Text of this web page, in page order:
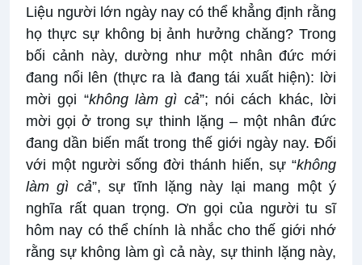
Liệu người lớn ngày nay có thể khẳng định rằng
họ thực sự không bị ảnh hưởng chăng? Trong
bối cảnh này, dường như một nhân đức mới
đang nổi lên (thực ra là đang tái xuất hiện): lời
mời gọi “không làm gì cả”; nói cách khác, lời
mời gọi ở trong sự thinh lặng – một nhân đức
đang dần biến mất trong thế giới ngày nay. Đối
với một người sống đời thánh hiến, sự “không
làm gì cả”, sự tĩnh lặng này lại mang một ý
nghĩa rất quan trọng. Ơn gọi của người tu sĩ
hôm nay có thể chính là nhắc cho thế giới nhớ
rằng sự không làm gì cả này, sự thinh lặng này,